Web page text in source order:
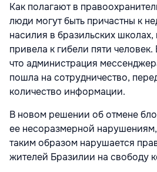
Как полагают в
люди могут быть причастны к
насилия в бразильских
привела к гибели пяти
что администрация
пошла на сотрудничество,
количество информации.
В новом решении об отмене
ее несоразмерной нарушениям,
таким образом нарушается
жителей Бразилии на свободу